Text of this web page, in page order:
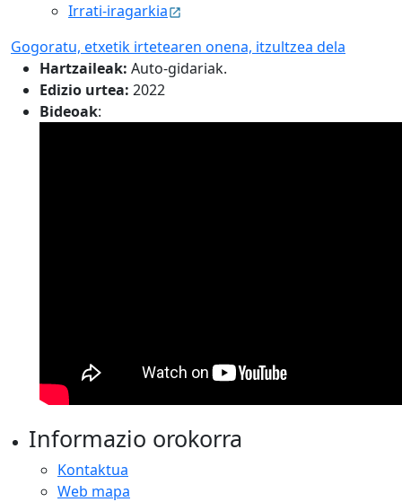
Irrati-iragarkia
Gogoratu, etxetik irtetearen onena, itzultzea dela
Hartzaileak: Auto-gidariak.
Edizio urtea: 2022
Bideoak:
Informazio orokorra
Kontaktua
Web mapa